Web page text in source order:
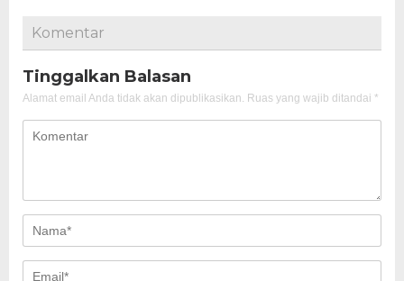
Komentar
Tinggalkan Balasan
Alamat email Anda tidak akan dipublikasikan. Ruas yang wajib ditandai *